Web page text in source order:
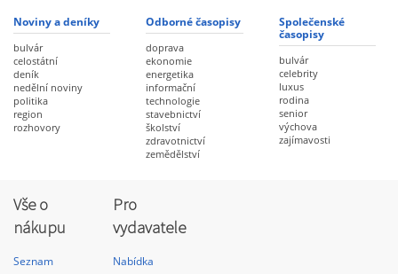
Noviny a deníky
bulvár
celostátní
deník
nedělní noviny
politika
region
rozhovory
Odborné časopisy
doprava
ekonomie
energetika
informační
technologie
stavebnictví
školství
zdravotnictví
zemědělství
Společenské
časopisy
bulvár
celebrity
luxus
rodina
senior
výchova
zajímavosti
Vše o
nákupu
Seznam
Pro
vydavatele
Nabídka